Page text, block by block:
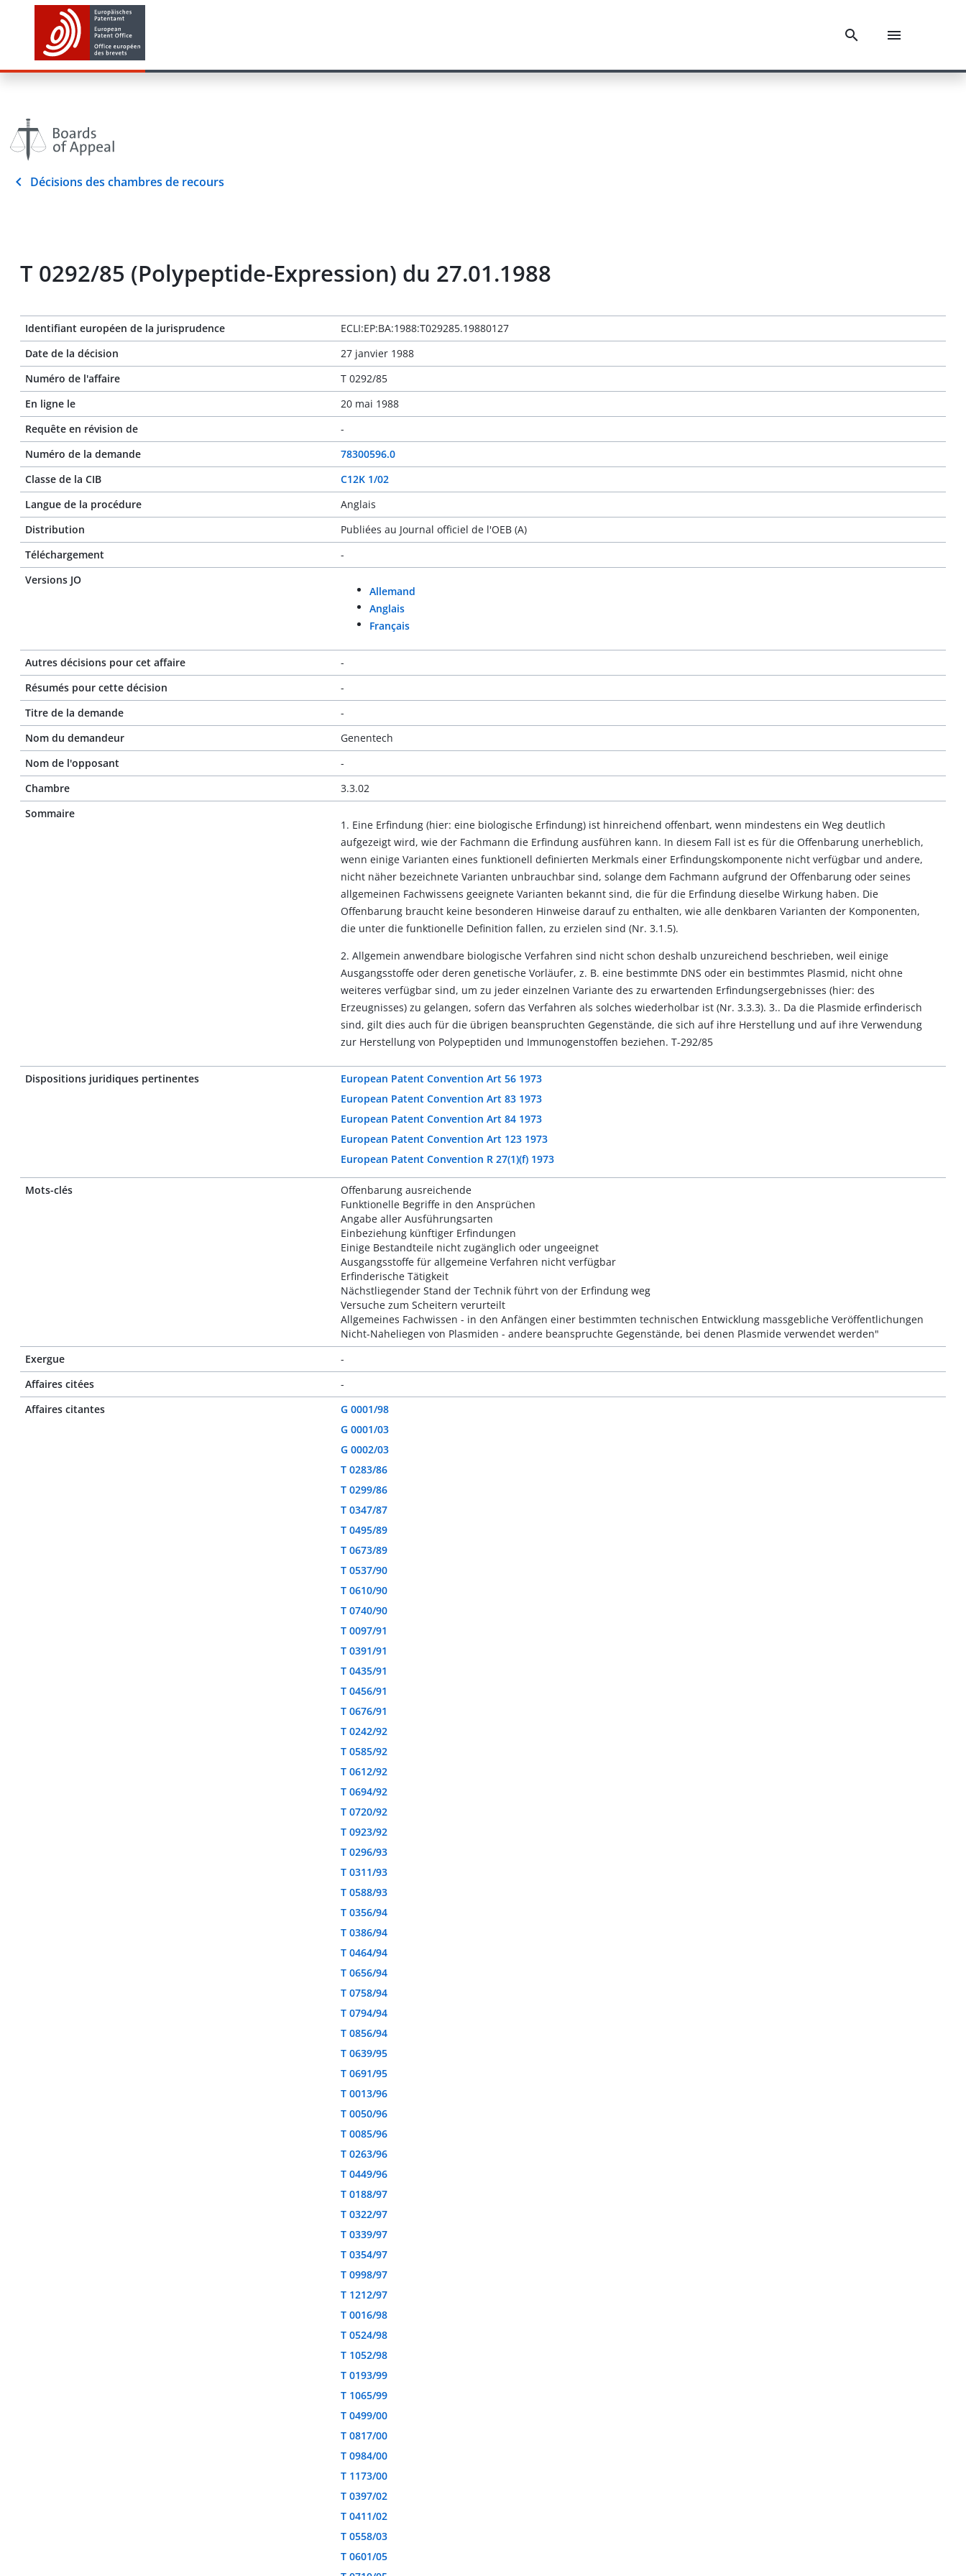
Décisions des chambres de recours
T 0292/85 (Polypeptide-Expression) du 27.01.1988
Identifiant européen de la jurisprudence
ECLI:EP:BA:1988:T029285.19880127
Date de la décision
27 janvier 1988
Numéro de l'affaire
T 0292/85
En ligne le
20 mai 1988
Requête en révision de
-
Numéro de la demande
78300596.0
Classe de la CIB
C12K 1/02
Langue de la procédure
Anglais
Distribution
Publiées au Journal officiel de l'OEB (A)
Téléchargement
-
Versions JO
Allemand
Anglais
Français
Autres décisions pour cet affaire
-
Résumés pour cette décision
-
Titre de la demande
-
Nom du demandeur
Genentech
Nom de l'opposant
-
Chambre
3.3.02
Sommaire
1. Eine Erfindung (hier: eine biologische Erfindung) ist hinreichend offenbart, wenn mindestens ein Weg deutlich
aufgezeigt wird, wie der Fachmann die Erfindung ausführen kann. In diesem Fall ist es für die Offenbarung unerheblich,
wenn einige Varianten eines funktionell definierten Merkmals einer Erfindungskomponente nicht verfügbar und andere,
nicht näher bezeichnete Varianten unbrauchbar sind, solange dem Fachmann aufgrund der Offenbarung oder seines
allgemeinen Fachwissens geeignete Varianten bekannt sind, die für die Erfindung dieselbe Wirkung haben. Die
Offenbarung braucht keine besonderen Hinweise darauf zu enthalten, wie alle denkbaren Varianten der Komponenten,
die unter die funktionelle Definition fallen, zu erzielen sind (Nr. 3.1.5).
2. Allgemein anwendbare biologische Verfahren sind nicht schon deshalb unzureichend beschrieben, weil einige
Ausgangsstoffe oder deren genetische Vorläufer, z. B. eine bestimmte DNS oder ein bestimmtes Plasmid, nicht ohne
weiteres verfügbar sind, um zu jeder einzelnen Variante des zu erwartenden Erfindungsergebnisses (hier: des
Erzeugnisses) zu gelangen, sofern das Verfahren als solches wiederholbar ist (Nr. 3.3.3). 3.. Da die Plasmide erfinderisch
sind, gilt dies auch für die übrigen beanspruchten Gegenstände, die sich auf ihre Herstellung und auf ihre Verwendung
zur Herstellung von Polypeptiden und Immunogenstoffen beziehen. T-292/85
Dispositions juridiques pertinentes
European Patent Convention Art 56 1973
European Patent Convention Art 83 1973
European Patent Convention Art 84 1973
European Patent Convention Art 123 1973
European Patent Convention R 27(1)(f) 1973
Mots-clés
Offenbarung ausreichende
Funktionelle Begriffe in den Ansprüchen
Angabe aller Ausführungsarten
Einbeziehung künftiger Erfindungen
Einige Bestandteile nicht zugänglich oder ungeeignet
Ausgangsstoffe für allgemeine Verfahren nicht verfügbar
Erfinderische Tätigkeit
Nächstliegender Stand der Technik führt von der Erfindung weg
Versuche zum Scheitern verurteilt
Allgemeines Fachwissen - in den Anfängen einer bestimmten technischen Entwicklung massgebliche Veröffentlichungen
Nicht-Naheliegen von Plasmiden - andere beanspruchte Gegenstände, bei denen Plasmide verwendet werden"
Exergue
-
Affaires citées
-
Affaires citantes
G 0001/98
G 0001/03
G 0002/03
T 0283/86
T 0299/86
T 0347/87
T 0495/89
T 0673/89
T 0537/90
T 0610/90
T 0740/90
T 0097/91
T 0391/91
T 0435/91
T 0456/91
T 0676/91
T 0242/92
T 0585/92
T 0612/92
T 0694/92
T 0720/92
T 0923/92
T 0296/93
T 0311/93
T 0588/93
T 0356/94
T 0386/94
T 0464/94
T 0656/94
T 0758/94
T 0794/94
T 0856/94
T 0639/95
T 0691/95
T 0013/96
T 0050/96
T 0085/96
T 0263/96
T 0449/96
T 0188/97
T 0322/97
T 0339/97
T 0354/97
T 0998/97
T 1212/97
T 0016/98
T 0524/98
T 1052/98
T 0193/99
T 1065/99
T 0499/00
T 0817/00
T 0984/00
T 1173/00
T 0397/02
T 0411/02
T 0558/03
T 0601/05